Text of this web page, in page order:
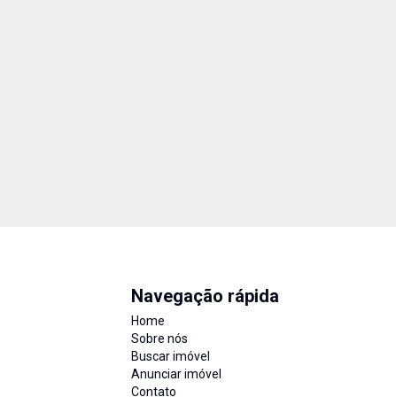
Navegação rápida
Home
Sobre nós
Buscar imóvel
Anunciar imóvel
Contato